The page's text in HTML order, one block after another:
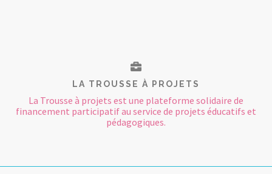
LA TROUSSE À PROJETS
La Trousse à projets est une plateforme solidaire de
financement participatif au service de projets éducatifs et
pédagogiques.